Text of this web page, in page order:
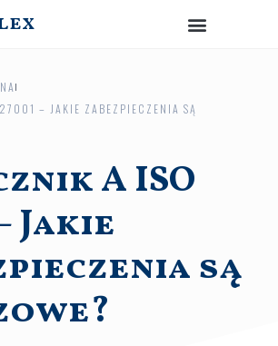
– JAKIE ZABEZPIECZENIA SĄ
A ISO
Jakie
są